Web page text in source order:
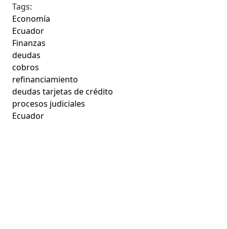
Tags:
Economía
Ecuador
Finanzas
deudas
cobros
refinanciamiento
deudas tarjetas de crédito
procesos judiciales
Ecuador